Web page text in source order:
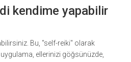
kendime yapabilir
Bu, "self-reiki" olarak
uygulama, ellerinizi göğsünüzde,